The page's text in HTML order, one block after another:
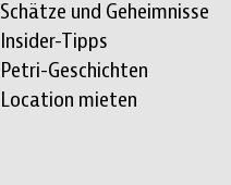
Schätze und Geheimnisse
Insider-Tipps
Petri-Geschichten
Location mieten